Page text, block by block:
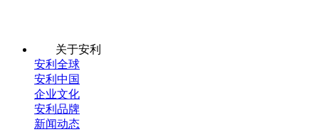
关于安利
安利全球
安利中国
企业文化
安利品牌
新闻动态